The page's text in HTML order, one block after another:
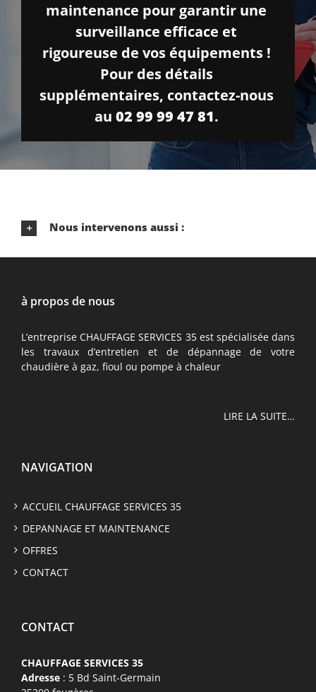
maintenance pour garantir une
surveillance efficace et
rigoureuse de vos équipements !
Pour des détails
supplémentaires, contactez-nous
au 02 99 99 47 81.
Nous intervenons aussi :
à propos de nous
L’entreprise CHAUFFAGE SERVICES 35 est spécialisée dans
les travaux d’entretien et de dépannage de votre
chaudière à gaz, fioul ou pompe à chaleur
LIRE LA SUITE…
NAVIGATION
ACCUEIL CHAUFFAGE SERVICES 35
DEPANNAGE ET MAINTENANCE
OFFRES
CONTACT
CONTACT
CHAUFFAGE SERVICES 35
Adresse : 5 Bd Saint-Germain